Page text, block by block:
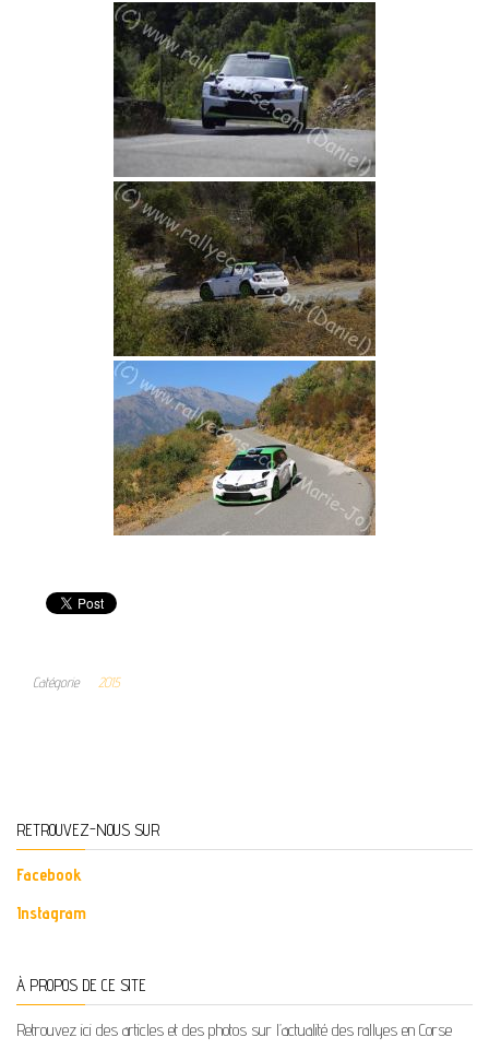
Catégorie 2015
RETROUVEZ-NOUS SUR
Facebook
Instagram
À PROPOS DE CE SITE
Retrouvez ici des articles et des photos sur l’actualité des rallyes en Corse